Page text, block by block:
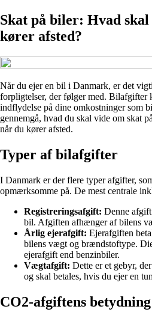
Skat på biler: Hvad
kører afsted?
Når du ejer en bil i Danmark, er det
forpligtelser, der følger med. Bilafgifter
indflydelse på dine omkostninger som
gennemgå, hvad du skal vide om skat
når du kører afsted.
Typer af bilafgifter
I Danmark er der flere typer afgifter,
opmærksomme på. De mest centrale
Registreringsafgift: Denne
bil. Afgiften afhænger af bilens
Årlig ejerafgift: Ejerafgiften
bilens vægt og brændstoftype.
ejerafgift end benzinbiler.
Vægtafgift: Dette er et gebyr,
og skal betales, hvis du ejer en
CO2-afgiftens betydning